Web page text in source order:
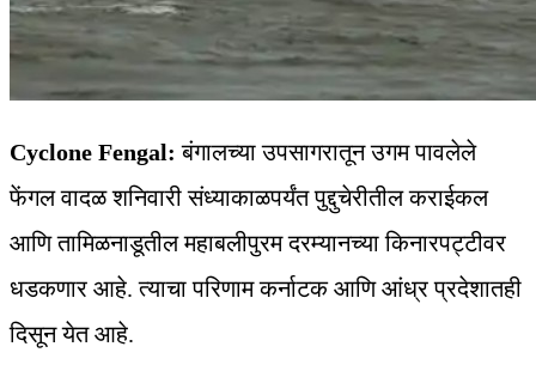
Cyclone Fengal:बंगालच्या उपसागरातून उगम पावलेले
फेंगल वादळ शनिवारी संध्याकाळपर्यंत पुद्दुचेरीतील कराईकल
आणि तामिळनाडूतील महाबलीपुरम दरम्यानच्या किनारपट्टीवर
धडकणार आहे. त्याचा परिणाम कर्नाटक आणि आंध्र प्रदेशातही
दिसून येत आहे.